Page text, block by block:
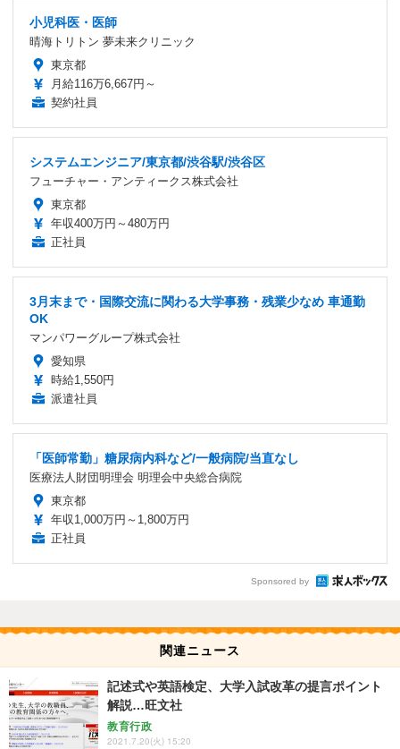
小児科医・医師
晴海トリトン 夢未来クリニック
東京都
月給116万6,667円～
契約社員
システムエンジニア/東京都/渋谷駅/渋谷区
フューチャー・アンティークス株式会社
東京都
年収400万円～480万円
正社員
3月末まで・国際交流に関わる大学事務・残業少なめ 車通勤
OK
マンパワーグループ株式会社
愛知県
時給1,550円
派遣社員
「医師常勤」糖尿病内科など/一般病院/当直なし
医療法人財団明理会 明理会中央総合病院
東京都
年収1,000万円～1,800万円
正社員
Sponsored by
関連ニュース
記述式や英語検定、大学入試改革の提言ポイント
解説…旺文社
教育行政
2021.7.20(火) 15:20